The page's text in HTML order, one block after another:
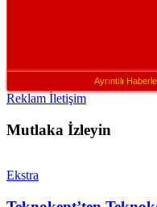
Ayrıntılı
Reklam İletişim
Mutlaka İzleyin
Ekstra